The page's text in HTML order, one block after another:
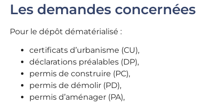
Les demandes concernées
Pour le dépôt dématérialisé :
certificats d’urbanisme (CU),
déclarations préalables (DP),
permis de construire (PC),
permis de démolir (PD),
permis d’aménager (PA),